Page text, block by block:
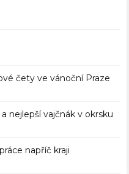
čety ve vánoční Praze
nejlepší vajčnák v okrsku
napříč kraji